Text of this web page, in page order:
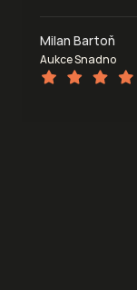
Milan Bartoň
Aukce Snadno